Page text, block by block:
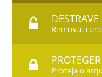
DESTRAVE
Remova a
PROTEGER
Proteja o